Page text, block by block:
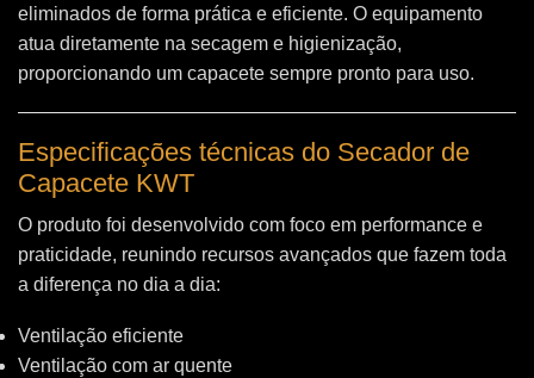
eliminados de forma prática e eficiente. O equipamento
atua diretamente na secagem e higienização,
proporcionando um capacete sempre pronto para uso.
Especificações técnicas do Secador de
Capacete KWT
O produto foi desenvolvido com foco em performance e
praticidade, reunindo recursos avançados que fazem toda
a diferença no dia a dia:
Ventilação eficiente
Ventilação com ar quente